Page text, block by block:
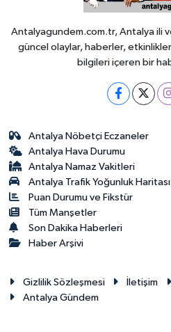
Antalyagundem.com.tr, Antalya ili
güncel olaylar, haberler,
bilgileri içeren bir
Antalya Nöbetçi Eczaneler
Antalya Hava Durumu
Antalya Namaz Vakitleri
Antalya Trafik Yoğunluk Haritası
Puan Durumu ve Fikstür
Tüm Manşetler
Son Dakika Haberleri
Haber Arşivi
Gizlilik Sözleşmesi İletişim
Antalya Gündem